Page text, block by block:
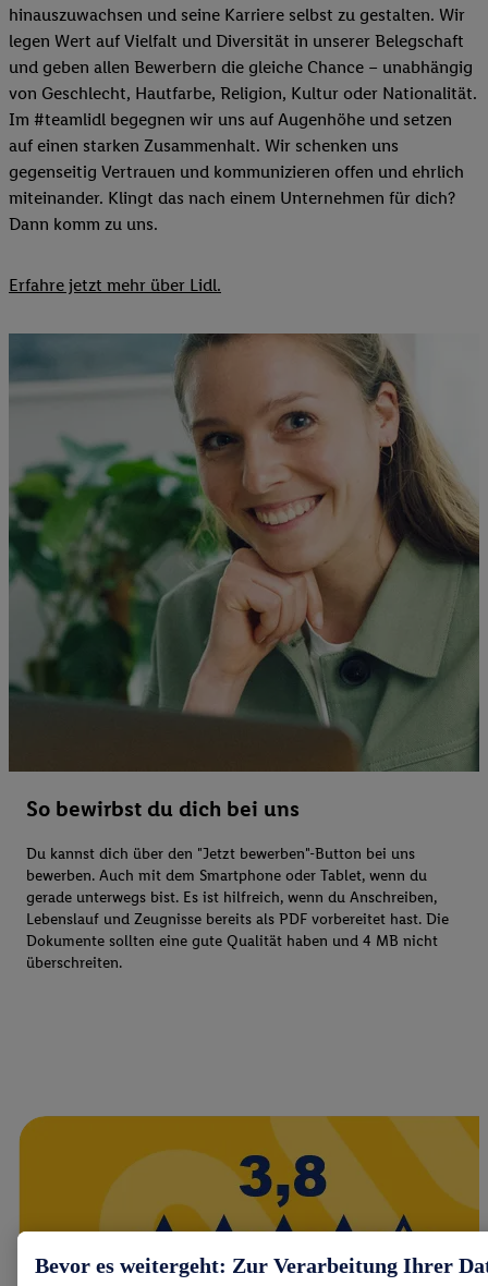
hinauszuwachsen und seine Karriere selbst zu gestalten. Wir
legen Wert auf Vielfalt und Diversität in unserer Belegschaft
und geben allen Bewerbern die gleiche Chance – unabhängig
von Geschlecht, Hautfarbe, Religion, Kultur oder Nationalität.
Im #teamlidl begegnen wir uns auf Augenhöhe und setzen
auf einen starken Zusammenhalt. Wir schenken uns
gegenseitig Vertrauen und kommunizieren offen und ehrlich
miteinander. Klingt das nach einem Unternehmen für dich?
Dann komm zu uns.​
Erfahre jetzt mehr über Lidl.
So bewirbst du dich bei uns
Du kannst dich über den "Jetzt bewerben"-Button bei uns
bewerben. Auch mit dem Smartphone oder Tablet, wenn du
gerade unterwegs bist. Es ist hilfreich, wenn du Anschreiben,
Lebenslauf und Zeugnisse bereits als PDF vorbereitet hast. Die
Dokumente sollten eine gute Qualität haben und 4 MB nicht
überschreiten.
Bevor es weitergeht: Zur Verarbeitung Ihrer